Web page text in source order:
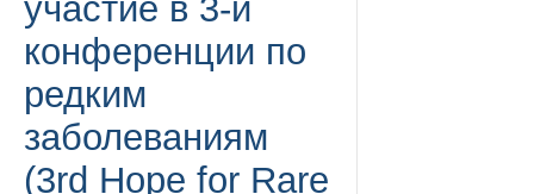
участие в 3-й
конференции по
редким
заболеваниям
(3rd Hope for Rare